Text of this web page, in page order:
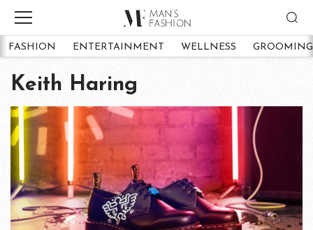
FASHION ENTERTAINMENT WELLNESS GROOMING
Keith Haring